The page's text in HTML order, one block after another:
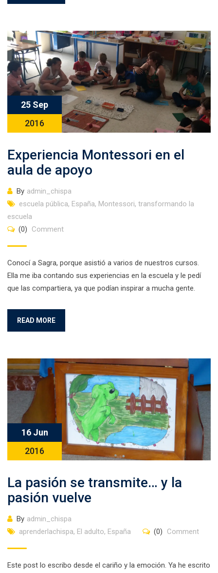
25 Sep
2016
Experiencia Montessori en el
aula de apoyo
By admin_chispa
escuela pública, España, Montessori, transformando la
escuela
(0)
Comment
Conocí a Sagra, porque asistió a varios de nuestros cursos.
Ella me iba contando sus experiencias en la escuela y le pedí
que las compartiera, ya que podían inspirar a mucha gente.
READ MORE
16 Jun
2016
La pasión se transmite… y la
pasión vuelve
By admin_chispa
aprenderlachispa, El adulto, España (0) Comment
Este post lo escribo desde el cariño y la emoción. Ya he escrito